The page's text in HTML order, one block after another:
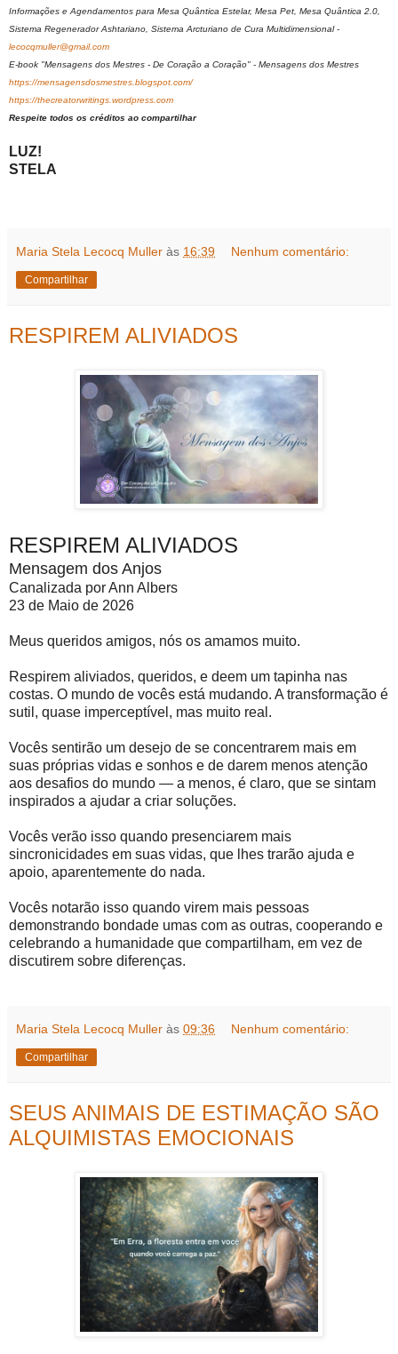
Informações e Agendamentos para Mesa Quântica Estelar, Mesa Pet, Mesa Quântica 2.0,
Sistema Regenerador Ashtariano, Sistema Arcturiano de Cura Multidimensional -
lecocqmuller@gmail.com
E-book "Mensagens dos Mestres - De Coração a Coração" - Mensagens dos Mestres
https://mensagensdosmestres.blogspot.com/
https://thecreatorwritings.wordpress.com
Respeite todos os créditos ao compartilhar
LUZ!
STELA
Maria Stela Lecocq Muller às 16:39 Nenhum comentário:
Compartilhar
RESPIREM ALIVIADOS
RESPIREM ALIVIADOS
Mensagem dos Anjos
Canalizada por Ann Albers
23 de Maio de 2026
Meus queridos amigos, nós os amamos muito.
Respirem aliviados, queridos, e deem um tapinha nas
costas. O mundo de vocês está mudando. A transformação é
sutil, quase imperceptível, mas muito real.
Vocês sentirão um desejo de se concentrarem mais em
suas próprias vidas e sonhos e de darem menos atenção
aos desafios do mundo — a menos, é claro, que se sintam
inspirados a ajudar a criar soluções.
Vocês verão isso quando presenciarem mais
sincronicidades em suas vidas, que lhes trarão ajuda e
apoio, aparentemente do nada.
Vocês notarão isso quando virem mais pessoas
demonstrando bondade umas com as outras, cooperando e
celebrando a humanidade que compartilham, em vez de
discutirem sobre diferenças.
Maria Stela Lecocq Muller às 09:36 Nenhum comentário:
Compartilhar
SEUS ANIMAIS DE ESTIMAÇÃO SÃO
ALQUIMISTAS EMOCIONAIS